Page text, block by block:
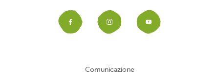
Facebook
Instagram
Comunicazione